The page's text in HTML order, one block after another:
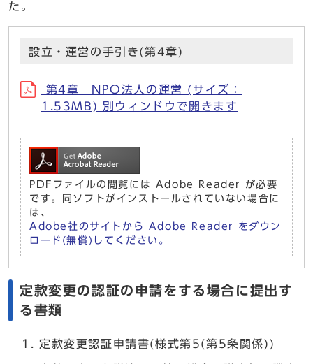
た。
設立・運営の手引き(第4章)
第4章 NPO法人の運営 (サイズ：
1.53MB) 別ウィンドウで開きます
PDFファイルの閲覧には Adobe Reader が必要
です。同ソフトがインストールされていない場合に
は、
Adobe社のサイトから Adobe Reader をダウン
ロード(無償)してください。
定款変更の認証の申請をする場合に提出す
る書類
定款変更認証申請書(様式第5(第5条関係))